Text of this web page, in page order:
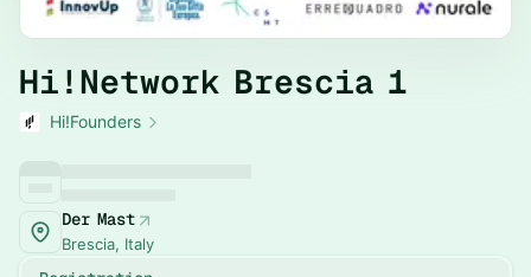
Hi!Network Brescia 1
Hi!Founders
Der Mast
Brescia, Italy